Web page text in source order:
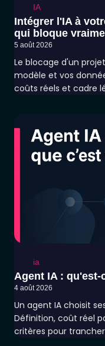
IA
Intégrer l'IA à
qui bloque
5 août 2026
Le blocage d'un
modèle et vos
coûts réels et cadre
ia
Agent IA :
4 août 2026
Un agent IA choisit
Définition, coût réel
critères pour